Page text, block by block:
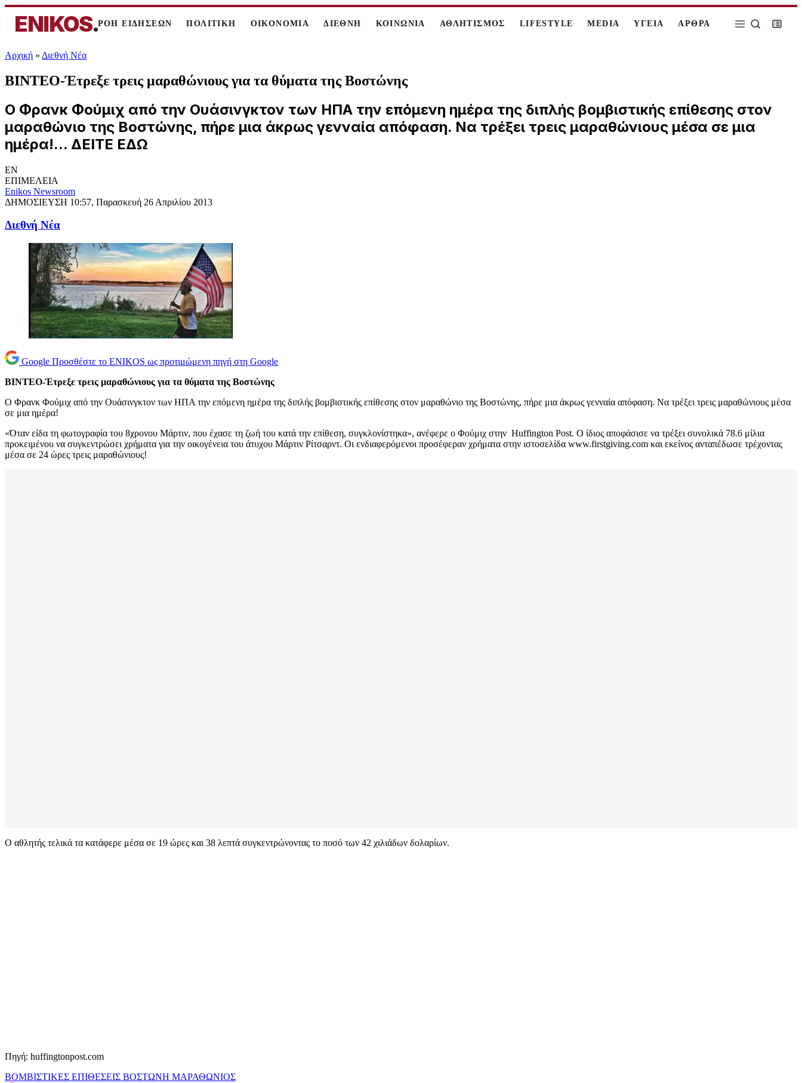
ENIKOS.ΡΟΗ ΕΙΔΗΣΕΩΝ ΠΟΛΙΤΙΚΗ ΟΙΚΟΝΟΜΙΑ ΔΙΕΘΝΗ ΚΟΙΝΩΝΙΑ ΑΘΛΗΤΙΣΜΟΣ LIFESTYLE MEDIA ΥΓΕΙΑ ΑΡΘΡΑ
Αρχική » Διεθνή Νέα
ΒΙΝΤΕΟ-Έτρεξε τρεις μαραθώνιους για τα θύματα της Βοστώνης
Ο Φρανκ Φούμιχ από την Ουάσινγκτον των ΗΠΑ την επόμενη ημέρα της διπλής βομβιστικής επίθεσης στον
μαραθώνιο της Βοστώνης, πήρε μια άκρως γενναία απόφαση. Να τρέξει τρεις μαραθώνιους μέσα σε μια
ημέρα!... ΔΕΙΤΕ ΕΔΩ
EN
ΕΠΙΜΕΛΕΙΑ
Enikos Newsroom
ΔΗΜΟΣΙΕΥΣΗ 10:57, Παρασκευή 26 Απριλίου 2013
Διεθνή Νέα
Google Προσθέστε το ENIKOS ως προτιμώμενη πηγή στη Google
ΒΙΝΤΕΟ-Έτρεξε τρεις μαραθώνιους για τα θύματα της Βοστώνης
Ο Φρανκ Φούμιχ από την Ουάσινγκτον των ΗΠΑ την επόμενη ημέρα της διπλής βομβιστικής επίθεσης στον μαραθώνιο της Βοστώνης, πήρε μια άκρως γενναία απόφαση. Να τρέξει τρεις μαραθώνιους μέσα
σε μια ημέρα!
«Όταν είδα τη φωτογραφία του 8χρονου Μάρτιν, που έχασε τη ζωή του κατά την επίθεση, συγκλονίστηκα», ανέφερε ο Φούμιχ στην Huffington Post. Ο ίδιος αποφάσισε να τρέξει συνολικά 78.6 μίλια
προκειμένου να συγκεντρώσει χρήματα για την οικογένεια του άτυχου Μάρτιν Ρίτσαρντ. Οι ενδιαφερόμενοι προσέφεραν χρήματα στην ιστοσελίδα www.firstgiving.com και εκείνος ανταπέδωσε τρέχοντας
μέσα σε 24 ώρες τρεις μαραθώνιους!
Ο αθλητής τελικά τα κατάφερε μέσα σε 19 ώρες και 38 λεπτά συγκεντρώνοντας το ποσό των 42 χιλιάδων δολαρίων.
Πηγή: huffingtonpost.com
ΒΟΜΒΙΣΤΙΚΕΣ ΕΠΙΘΕΣΕΙΣ ΒΟΣΤΩΝΗ ΜΑΡΑΘΩΝΙΟΣ